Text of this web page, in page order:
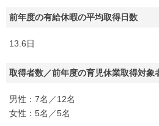
前年度の有給休暇の平均取得日数
13.6日
取得者数／前年度の育児休業取得対象
男性：7名／12名
女性：5名／5名